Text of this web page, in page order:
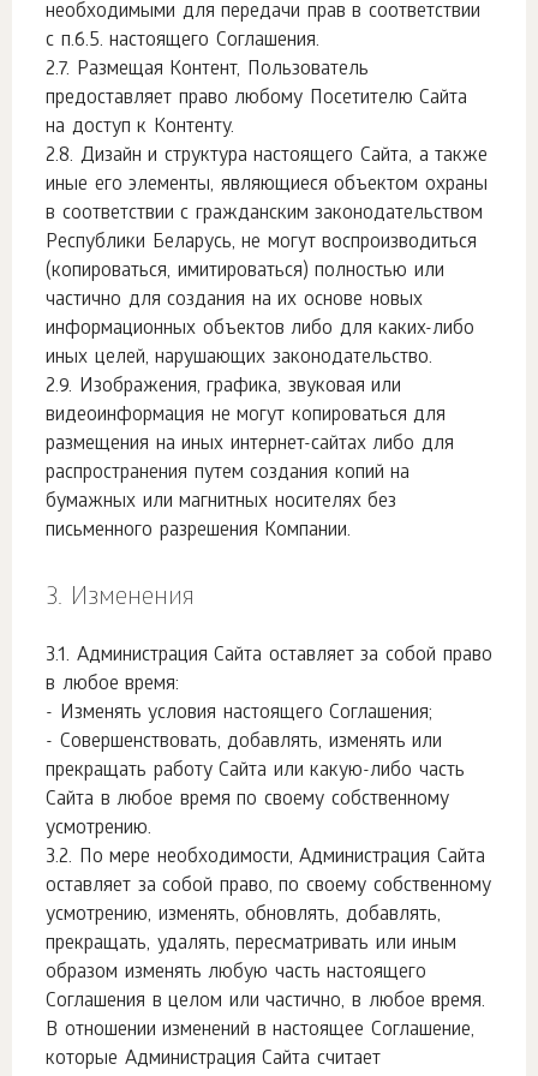
необходимыми для передачи прав в соответствии
с п.6.5. настоящего Соглашения.
Размещая Контент, Пользователь
предоставляет право любому Посетителю Сайта
на доступ к Контенту.
Дизайн и структура настоящего Сайта, а также
иные его элементы, являющиеся объектом охраны
в соответствии с гражданским законодательством
Республики Беларусь, не могут воспроизводиться
(копироваться, имитироваться) полностью или
частично для создания на их основе новых
информационных объектов либо для каких-либо
иных целей, нарушающих законодательство.
Изображения, графика, звуковая или
видеоинформация не могут копироваться для
размещения на иных интернет-сайтах либо для
распространения путем создания копий на
бумажных или магнитных носителях без
письменного разрешения Компании.
Изменения
Администрация Сайта оставляет за собой право
в любое время:
- Изменять условия настоящего Соглашения;
- Совершенствовать, добавлять, изменять или
прекращать работу Сайта или какую-либо часть
Сайта в любое время по своему собственному
усмотрению.
По мере необходимости, Администрация Сайта
оставляет за собой право, по своему собственному
усмотрению, изменять, обновлять, добавлять,
прекращать, удалять, пересматривать или иным
образом изменять любую часть настоящего
Соглашения в целом или частично, в любое время.
В отношении изменений в настоящее Соглашение,
которые Администрация Сайта считает